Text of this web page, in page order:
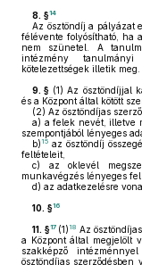
8. §14
Az ösztöndíj a pályázat
félévente folyósítható, ha
nem szünetel. A
intézmény
kötelezettségek illetik meg.
9. § (1) Az ösztöndíjjal
és a Központ által kötött
(2) Az ösztöndíjas
a) a felek nevét, illetve
szempontjából lényeges
b) 15 az ösztöndíj
feltételeit,
c) az oklevél
munkavégzés lényeges
d) az adatkezelésre
10. §16
11. §17 (1) 18 Az
a Központ által megjelölt
szakképző
ösztöndíjas szerződésben